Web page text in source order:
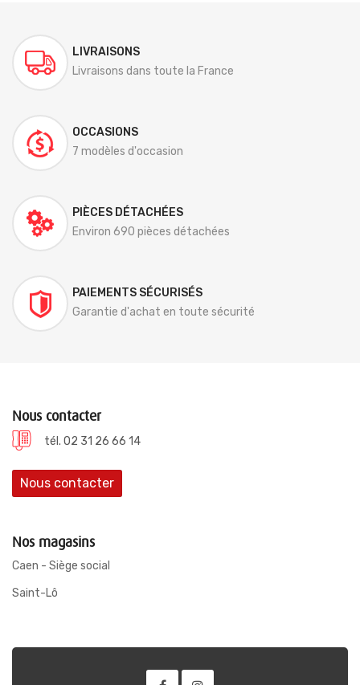
LIVRAISONS
Livraisons dans toute la France
OCCASIONS
7 modèles d'occasion
PIÈCES DÉTACHÉES
Environ 690 pièces détachées
PAIEMENTS SÉCURISÉS
Garantie d'achat en toute sécurité
Nous contacter
tél. 02 31 26 66 14
Nous contacter
Nos magasins
Caen - Siège social
Saint-Lô